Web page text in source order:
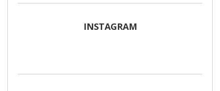
INSTAGRAM